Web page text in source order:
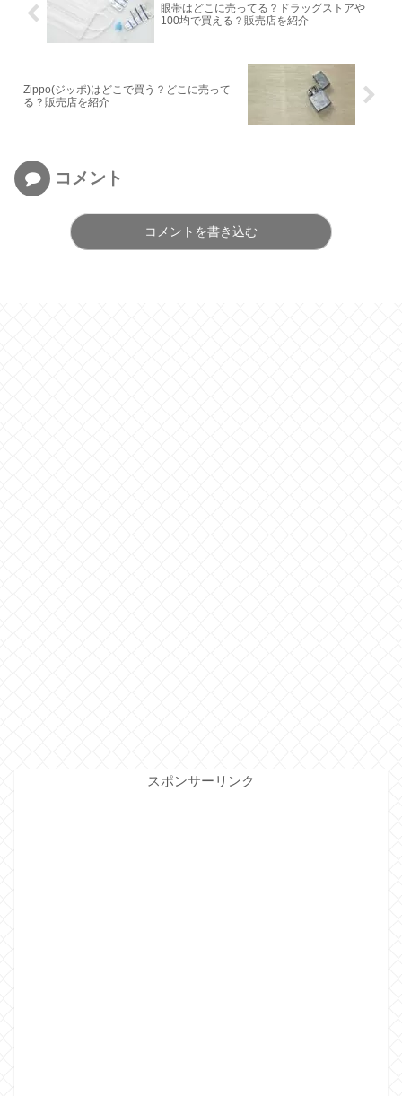
眼帯はどこに売ってる？ドラッグストアや
100均で買える？販売店を紹介
Zippo(ジッポ)はどこで買う？どこに売って
る？販売店を紹介
コメント
コメントを書き込む
スポンサーリンク